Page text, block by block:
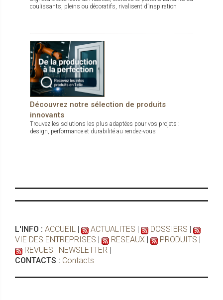
coulissants, pleins ou décoratifs, rivalisent d’inspiration
Découvrez notre sélection de produits
innovants
Trouvez les solutions les plus adaptées pour vos projets :
design, performance et durabilité au rendez-vous
L'INFO : ACCUEIL | ACTUALITES | DOSSIERS |
VIE DES ENTREPRISES | RESEAUX | PRODUITS |
REVUES | NEWSLETTER |
CONTACTS : Contacts